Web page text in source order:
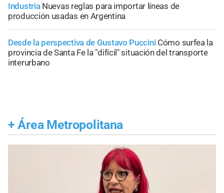
Industria Nuevas reglas para importar líneas de
producción usadas en Argentina
Desde la perspectiva de Gustavo Puccini Cómo surfea la
provincia de Santa Fe la "difícil" situación del transporte
interurbano
+ Área Metropolitana